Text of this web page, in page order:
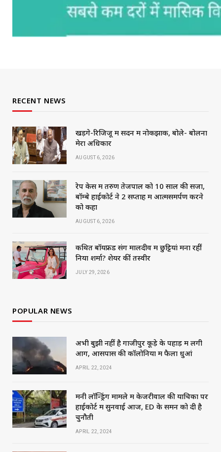
RECENT NEWS
खड़गे-रिजिजू में सदन में नोकझोंक, बोले- बोलना
मेरा अधिकार
AUGUST 6, 2026
रेप केस में तरुण तेजपाल को 10 साल की सजा,
बॉम्बे हाईकोर्ट ने 2 सप्ताह में आत्मसमर्पण करने
को कहा
AUGUST 6, 2026
कथित बॉयफ्रेंड संग मालदीव में छुट्टियां मना रहीं
निया शर्मा? शेयर कीं तस्वीरें
JULY 29, 2026
POPULAR NEWS
अभी बुझी नहीं है गाजीपुर कूड़े के पहाड़ में लगी
आग, आसपास की कॉलोनियों में फैला धुआं
APRIL 22, 2024
मनी लॉन्ड्रिंग मामले में केजरीवाल की याचिका पर
हाईकोर्ट में सुनवाई आज, ED के समन को दी है
चुनौती
APRIL 22, 2024